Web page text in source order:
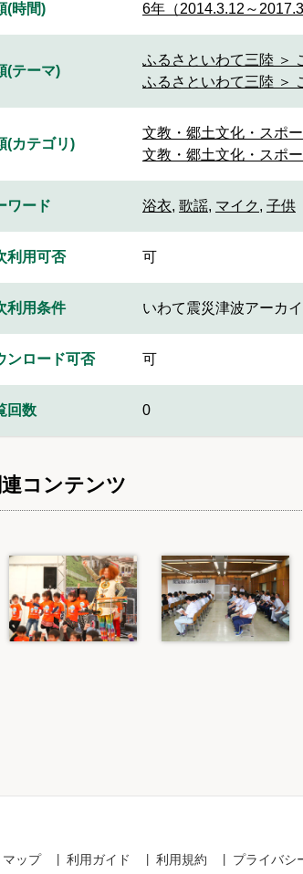
(時間) 6年（2014.3.12～
(テーマ)
ふるさといわて三陸 ＞
ふるさといわて三陸 ＞
(カテゴリ)
文教・郷土文化・スポ
文教・郷土文化・スポ
ワード 浴衣, 歌謡, マイク, 子供
利用可否 可
利用条件 いわて震災津波アーカ
ンロード可否 可
回数 0
連コンテンツ
ップ 利用ガイド 利用規約 プライバシ